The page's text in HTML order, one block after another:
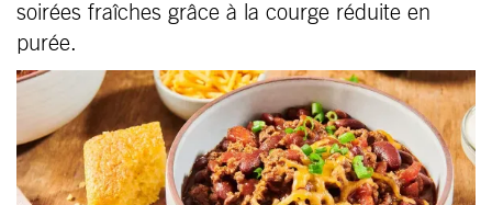
soirées fraîches grâce à la courge réduite en
purée.